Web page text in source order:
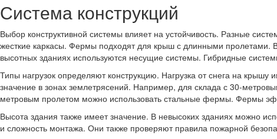
Система конструкций
Выбор конструктивной системы влияет на устойчивость. Разные
жесткие каркасы. Фермы подходят для крыш с длинными пролетами.
высотных зданиях используются несущие системы. Гибридные
Типы нагрузок определяют конструкцию. Нагрузка от снега на
значение в зонах землетрясений. Например, для склада с 30-
метровым пролетом можно использовать стальные фермы. Фермы
Высота здания также имеет значение. В невысоких зданиях можно
и сложность монтажа. Они также проверяют правила пожарной